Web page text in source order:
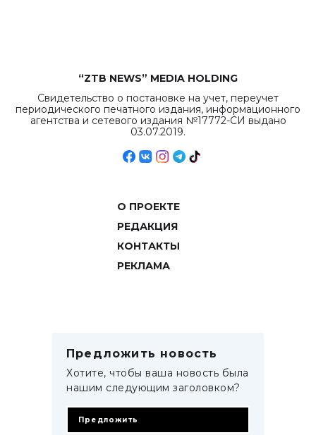
“ZTB NEWS” MEDIA HOLDING
Свидетельство о постановке на учет, переучет
периодического печатного издания, информационного
агентства и сетевого издания №17772-СИ выдано
03.07.2019.
О ПРОЕКТЕ
РЕДАКЦИЯ
КОНТАКТЫ
РЕКЛАМА
Предложить новость
Хотите, чтобы ваша новость была
нашим следующим заголовком?
Предложить